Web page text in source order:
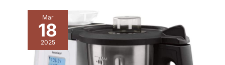
Mar
18
2025